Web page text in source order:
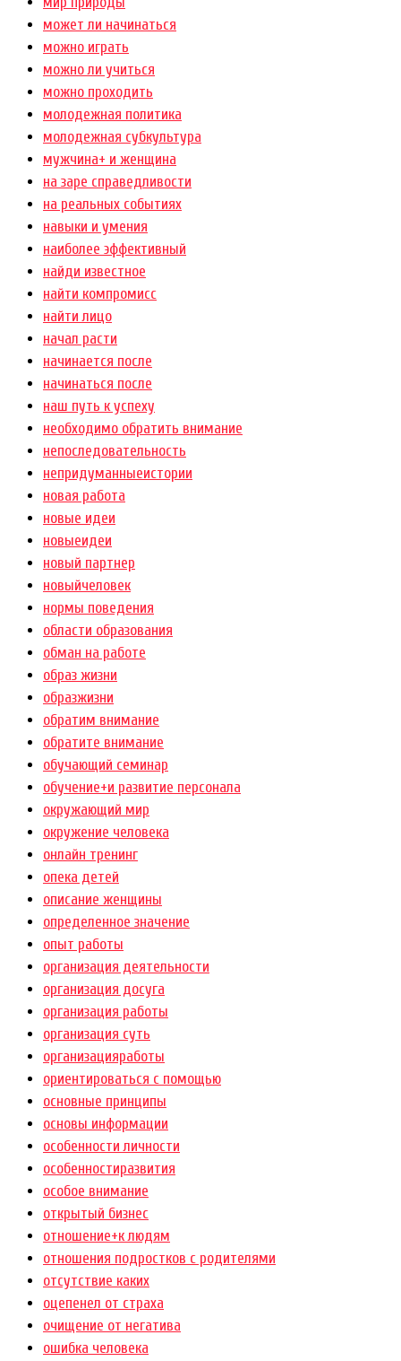
может ли начинаться
можно играть
можно ли учиться
можно проходить
молодежная политика
молодежная субкультура
мужчина+ и женщина
на заре справедливости
на реальных событиях
навыки и умения
наиболее эффективный
найди известное
найти компромисс
найти лицо
начал расти
начинается после
начинаться после
наш путь к успеху
необходимо обратить внимание
непоследовательность
непридуманныеистории
новая работа
новые идеи
новыеидеи
новый партнер
новыйчеловек
нормы поведения
области образования
обман на работе
образ жизни
образжизни
обратим внимание
обратите внимание
обучающий семинар
обучение+и развитие персонала
окружающий мир
окружение человека
онлайн тренинг
опека детей
описание женщины
определенное значение
опыт работы
организация деятельности
организация досуга
организация работы
организация суть
организацияработы
ориентироваться с помощью
основные принципы
основы информации
особенности личности
особенностиразвития
особое внимание
открытый бизнес
отношение+к людям
отношения подростков с родителями
отсутствие каких
оцепенел от страха
очищение от негатива
ошибка человека